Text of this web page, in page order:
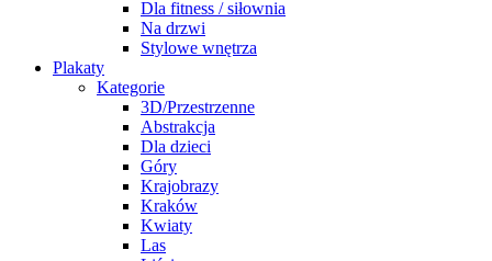
Dla fitness / siłownia
Na drzwi
Stylowe wnętrza
Plakaty
Kategorie
3D/Przestrzenne
Abstrakcja
Dla dzieci
Góry
Krajobrazy
Kraków
Kwiaty
Las